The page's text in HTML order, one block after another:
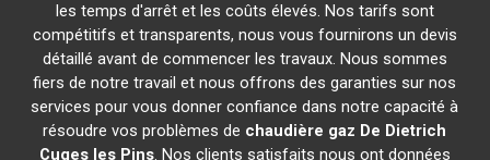
les temps d'arrêt et les coûts élevés. Nos tarifs sont
compétitifs et transparents, nous vous fournirons un devis
détaillé avant de commencer les travaux. Nous sommes
fiers de notre travail et nous offrons des garanties sur nos
services pour vous donner confiance dans notre capacité à
résoudre vos problèmes de chaudière gaz De Dietrich
Cuges les Pins. Nos clients satisfaits nous ont données